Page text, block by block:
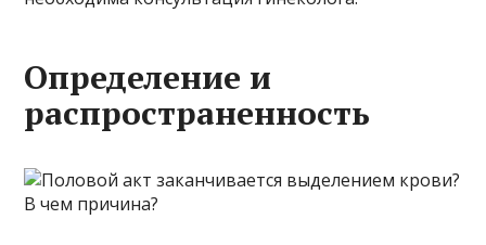
Определение и
распространенность